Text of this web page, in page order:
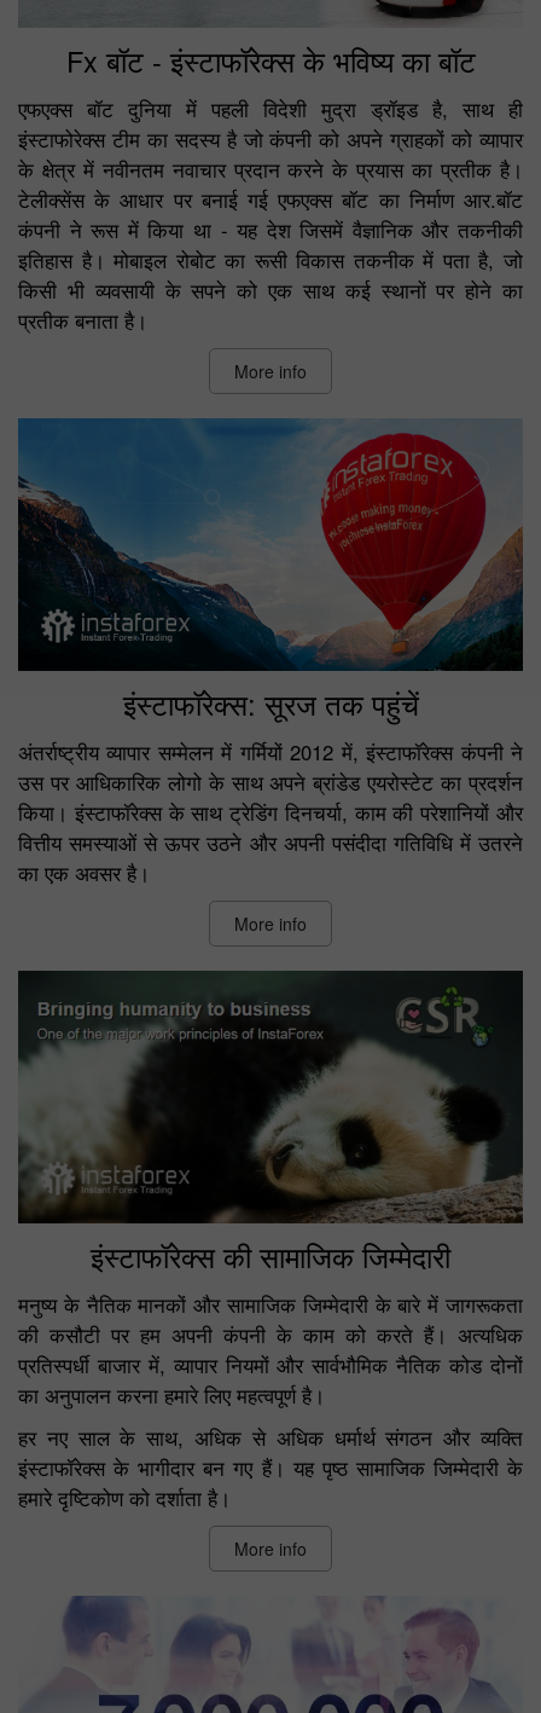
Fx बॉट - इंस्टाफॉरेक्स के भविष्य का बॉट
एफएक्स बॉट दुनिया में पहली विदेशी मुद्रा ड्रॉइड है, साथ ही
इंस्टाफोरेक्स टीम का सदस्य है जो कंपनी को अपने ग्राहकों को व्यापार
के क्षेत्र में नवीनतम नवाचार प्रदान करने के प्रयास का प्रतीक है।
टेलीक्सेंस के आधार पर बनाई गई एफएक्स बॉट का निर्माण आर.बॉट
कंपनी ने रूस में किया था - यह देश जिसमें वैज्ञानिक और तकनीकी
इतिहास है। मोबाइल रोबोट का रूसी विकास तकनीक में पता है, जो
किसी भी व्यवसायी के सपने को एक साथ कई स्थानों पर होने का
प्रतीक बनाता है।
More info
इंस्टाफॉरेक्स: सूरज तक पहुंचें
अंतर्राष्ट्रीय व्यापार सम्मेलन में गर्मियों 2012 में, इंस्टाफॉरेक्स कंपनी ने
उस पर आधिकारिक लोगो के साथ अपने ब्रांडेड एयरोस्टेट का प्रदर्शन
किया। इंस्टाफॉरेक्स के साथ ट्रेडिंग दिनचर्या, काम की परेशानियों और
वित्तीय समस्याओं से ऊपर उठने और अपनी पसंदीदा गतिविधि में उतरने
का एक अवसर है।
More info
इंस्टाफॉरेक्स की सामाजिक जिम्मेदारी
मनुष्य के नैतिक मानकों और सामाजिक जिम्मेदारी के बारे में जागरूकता
की कसौटी पर हम अपनी कंपनी के काम को करते हैं। अत्यधिक
प्रतिस्पर्धी बाजार में, व्यापार नियमों और सार्वभौमिक नैतिक कोड दोनों
का अनुपालन करना हमारे लिए महत्वपूर्ण है।
हर नए साल के साथ, अधिक से अधिक धर्मार्थ संगठन और व्यक्ति
इंस्टाफॉरेक्स के भागीदार बन गए हैं। यह पृष्ठ सामाजिक जिम्मेदारी के
हमारे दृष्टिकोण को दर्शाता है।
More info